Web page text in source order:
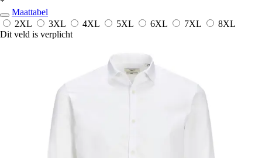
Maattabel
2XL
3XL 4XL 5XL 6XL 7XL
8XL
Dit veld is verplicht